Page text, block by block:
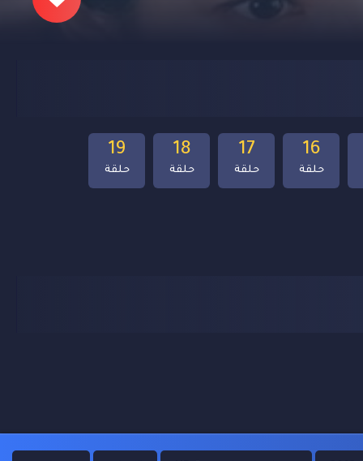
19
حلقة
18
حلقة
17
حلقة
16
حلقة